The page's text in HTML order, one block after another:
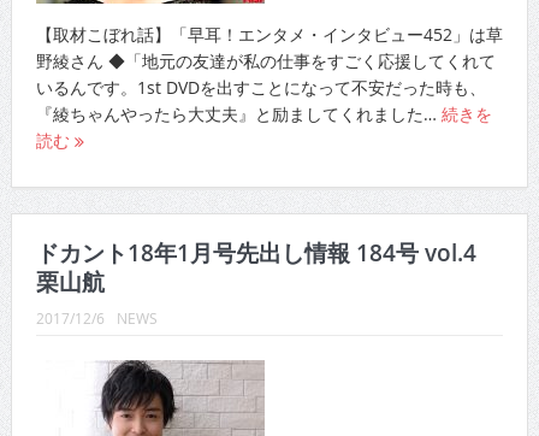
【取材こぼれ話】「早耳！エンタメ・インタビュー452」は草
野綾さん ◆「地元の友達が私の仕事をすごく応援してくれて
いるんです。1st DVDを出すことになって不安だった時も、
『綾ちゃんやったら大丈夫』と励ましてくれました… 続きを
読む
ドカント18年1月号先出し情報 184号 vol.4
栗山航
2017/12/6 NEWS